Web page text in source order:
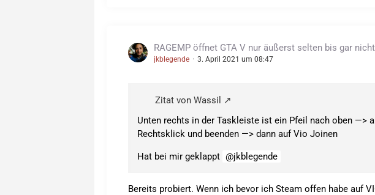
RAGEMP öffnet GTA V nur äußerst selten bis gar nicht
jkblegende 3. April 2021 um 08:47
Zitat von Wassil
Unten rechts in der Taskleiste ist ein Pfeil nach oben —>
Rechtsklick und beenden —> dann auf Vio Joinen
Hat bei mir geklappt jkblegende
Bereits probiert. Wenn ich bevor ich Steam offen habe auf